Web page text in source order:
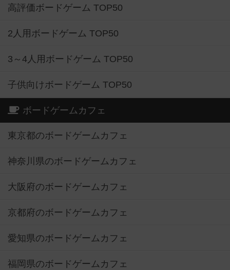
高評価ボードゲーム TOP50
2人用ボードゲーム TOP50
3～4人用ボードゲーム TOP50
子供向けボードゲーム TOP50
ボードゲームカフェ
東京都のボードゲームカフェ
神奈川県のボードゲームカフェ
大阪府のボードゲームカフェ
京都府のボードゲームカフェ
愛知県のボードゲームカフェ
福岡県のボードゲームカフェ